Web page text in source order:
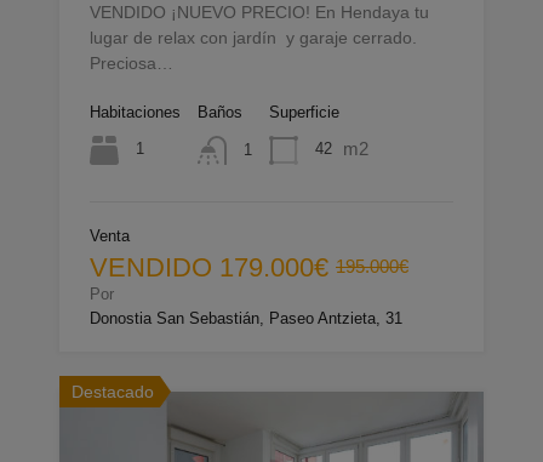
VENDIDO ¡NUEVO PRECIO! En Hendaya tu
lugar de relax con jardín y garaje cerrado.
Preciosa…
Habitaciones
1
Baños
1
Superficie
42 m2
Venta
VENDIDO 179.000€ 195.000€
Por
Donostia San Sebastián, Paseo Antzieta, 31
Destacado